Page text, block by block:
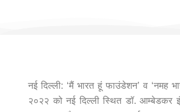
नई दिल्ली: ‘मैं भारत हूं फाउंडेशन’ व ‘नमह
२०२२ को नई दिल्ली स्थित डॉ. आम्बेडकर